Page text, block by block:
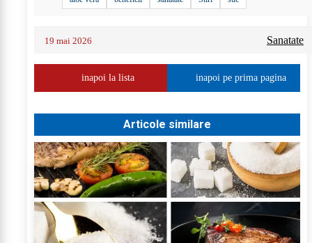
19 mai 2026 Sanatate
inapoi la lista inapoi pe prima pagina
Articole similare